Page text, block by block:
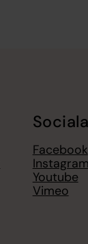
Facebook
Instagram
Youtube
Vimeo